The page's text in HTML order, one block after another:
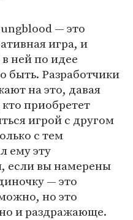
— это
игра, и
ней по идее
Разработчики
на это, давая
приобретет
игрой с другом
с тем
ему эту
если вы намерены
— это
но это
и раздражающе.